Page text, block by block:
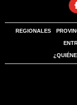
REGIONALES